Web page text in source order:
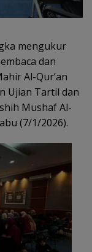
mengukur
dan
Al-Qur’an
Ujian Tartil dan
Mushaf Al-
(7/1/2026).